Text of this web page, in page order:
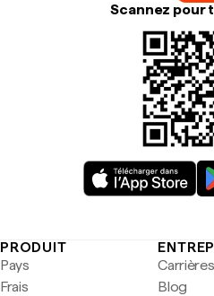
Scannez pour
PRODUIT
Pays
Frais
Carrières
Blog